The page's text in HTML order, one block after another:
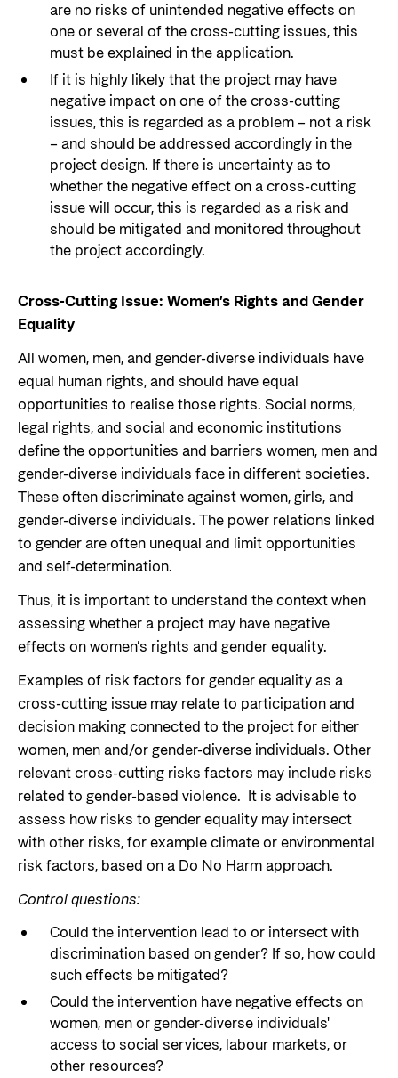
are no risks of unintended negative effects on
one or several of the cross-cutting issues, this
must be explained in the application.
If it is highly likely that the project may have
negative impact on one of the cross-cutting
issues, this is regarded as a problem – not a risk
– and should be addressed accordingly in the
project design. If there is uncertainty as to
whether the negative effect on a cross-cutting
issue will occur, this is regarded as a risk and
should be mitigated and monitored throughout
the project accordingly.
Cross-Cutting Issue: Women’s Rights and Gender
Equality
All women, men, and gender-diverse individuals have
equal human rights, and should have equal
opportunities to realise those rights. Social norms,
legal rights, and social and economic institutions
define the opportunities and barriers women, men and
gender-diverse individuals face in different societies.
These often discriminate against women, girls, and
gender-diverse individuals. The power relations linked
to gender are often unequal and limit opportunities
and self-determination.
Thus, it is important to understand the context when
assessing whether a project may have negative
effects on women’s rights and gender equality.
Examples of risk factors for gender equality as a
cross-cutting issue may relate to participation and
decision making connected to the project for either
women, men and/or gender-diverse individuals. Other
relevant cross-cutting risks factors may include risks
related to gender-based violence. It is advisable to
assess how risks to gender equality may intersect
with other risks, for example climate or environmental
risk factors, based on a Do No Harm approach.
Control questions:
Could the intervention lead to or intersect with
discrimination based on gender? If so, how could
such effects be mitigated?
Could the intervention have negative effects on
women, men or gender-diverse individuals'
access to social services, labour markets, or
other resources?